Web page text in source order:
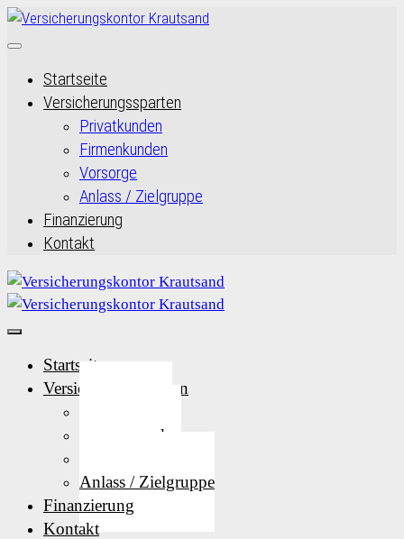
Startseite
Versicherungssparten
Privatkunden
Firmenkunden
Vorsorge
Anlass / Zielgruppe
Finanzierung
Kontakt
Startseite
Versicherungssparten
Firmenkunden
Anlass / Zielgruppe
Finanzierung
Kontakt